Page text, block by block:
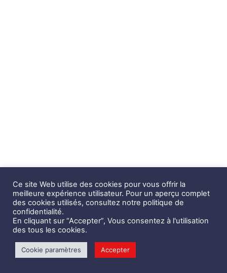
Ce site Web utilise des cookies pour vous offrir la
meilleure expérience utilisateur. Pour un aperçu complet
des cookies utilisés, consultez notre politique de
confidentialité.
En cliquant sur “Accepter”, Vous consentez à l'utilisation
des tous les cookies.
Cookie paramètres Accepter